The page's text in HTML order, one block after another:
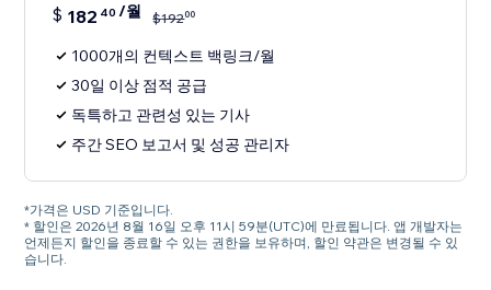
$ 182 40 /월 $19200
1000개의 컨텍스트 백링크/월
30일 이상 점적 공급
독특하고 관련성 있는 기사
주간 SEO 보고서 및 성공 관리자
*가격은 USD 기준입니다.
* 할인은 2026년 8월 16일 오후 11시 59분(UTC)에 만료됩니다. 앱 개발자는
언제든지 할인을 종료할 수 있는 권한을 보유하며, 할인 약관은 변경될 수 있
습니다.